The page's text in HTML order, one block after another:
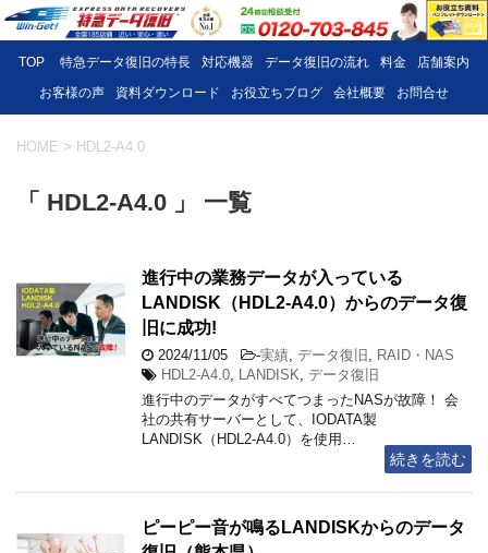
TOP 特急データ復旧の特長 対応機器 データ復旧の流れ 料金
店舗案内
お客様の声
資料ダウンロード お役立ちブログ 会社概要 お問合せ
HOME > HDL2-A4.0
「 HDL2-A4.0 」 一覧
進行中の業務データが入っている
LANDISK（HDL2-A4.0）からのデータ復
旧に成功!
2024/11/05 -実績 データ復旧
RAID・NAS
HDL2-A4.0 LANDISK データ復旧
進行中のデータがすべてつまったNASが故障！ 会
社の共有サーバーとして、IODATA製
LANDISK（HDL2-A4.0）を使用…
続きを読む
ピーピー音が鳴るLANDISKからのデータ